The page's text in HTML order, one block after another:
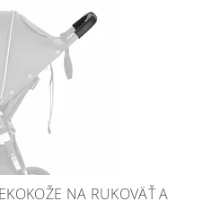
NA RUKOVÄŤ A